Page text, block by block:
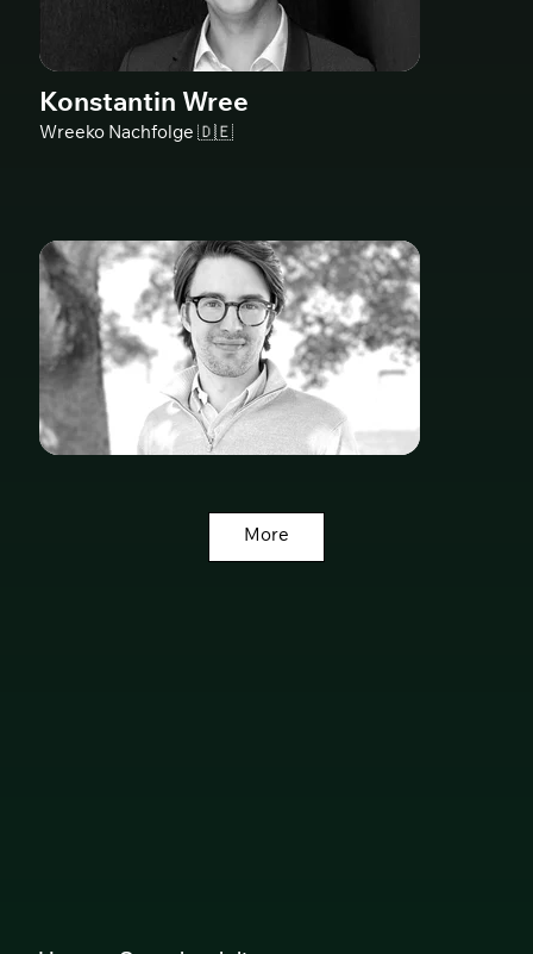
Konstantin Wree
Wreeko Nachfolge 🇩🇪
Amboro Capital 🇨🇭
More